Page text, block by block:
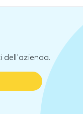
dell'azienda.